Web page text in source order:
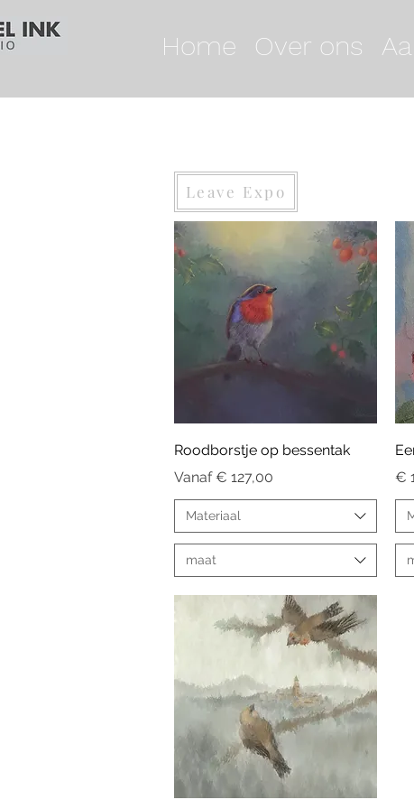
Home Over ons
Leave Expo
Snel overzicht
Roodborstje op bessentak
Vanaf€ 127,00
Verkoopprijs
Materiaal
maat
€